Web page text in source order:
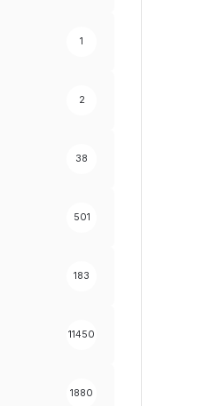
1
2
38
501
183
11450
1880